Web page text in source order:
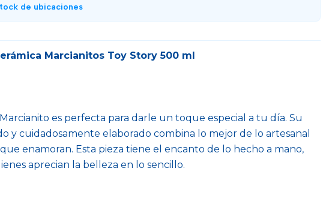
de ubicaciones
Marcianitos Toy Story 500 ml
es perfecta para darle un toque especial a tu día. Su
y cuidadosamente elaborado combina lo mejor de lo artesanal
enamoran. Esta pieza tiene el encanto de lo hecho a mano,
aprecian la belleza en lo sencillo.